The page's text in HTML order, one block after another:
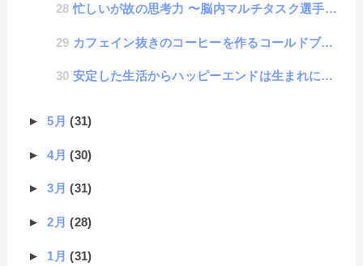
忙しいが故の思考力 〜脳内マルチタスク選手権〜
カフェイン抜きのコーヒーを作るコールドブリュー
安定した生活からハッピーエンドは生まれにくいという話
►5月(31)
►4月(30)
►3月(31)
►2月(28)
► 1月(31)